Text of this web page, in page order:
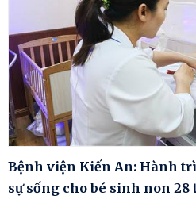
Bệnh viện Kiến An: Hành
sự sống cho bé sinh non 28